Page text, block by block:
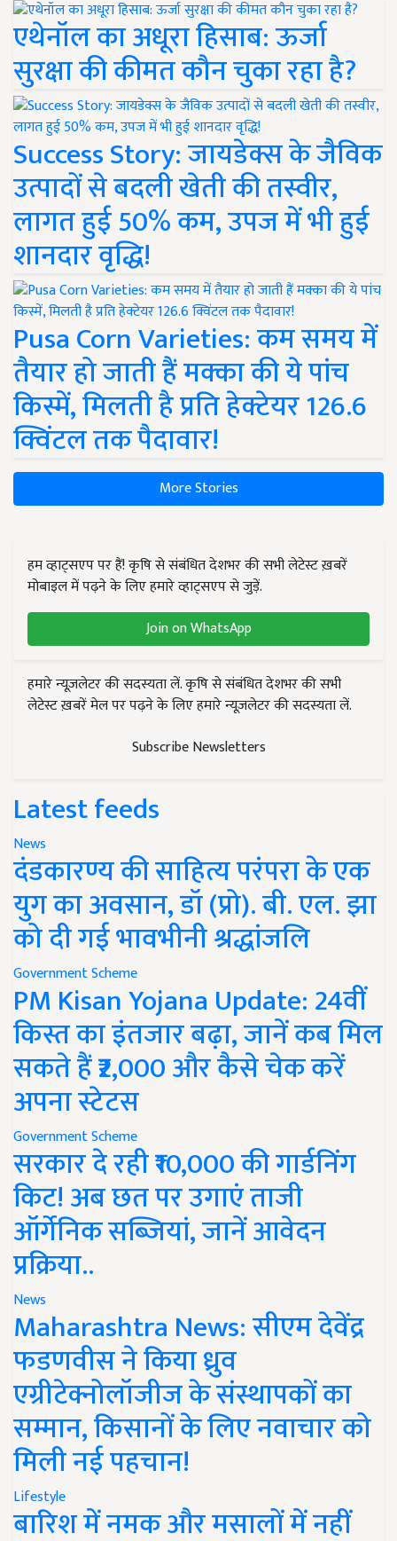
एथेनॉल का अधूरा हिसाब: ऊर्जा
सुरक्षा की कीमत कौन चुका रहा है?
Success Story: जायडेक्स के जैविक
उत्पादों से बदली खेती की तस्वीर,
लागत हुई 50% कम, उपज में भी हुई
शानदार वृद्धि!
Pusa Corn Varieties: कम समय में
तैयार हो जाती हैं मक्का की ये पांच
किस्में, मिलती है प्रति हेक्टेयर 126.6
क्विंटल तक पैदावार!
More Stories
हम व्हाट्सएप पर हैं! कृषि से संबंधित देशभर की सभी लेटेस्ट ख़बरें
मोबाइल में पढ़ने के लिए हमारे व्हाट्सएप से जुड़ें.
Join on WhatsApp
हमारे न्यूज़लेटर की सदस्यता लें. कृषि से संबंधित देशभर की सभी
लेटेस्ट ख़बरें मेल पर पढ़ने के लिए हमारे न्यूज़लेटर की सदस्यता लें.
Subscribe Newsletters
Latest feeds
News
दंडकारण्य की साहित्य परंपरा के एक
युग का अवसान, डॉ (प्रो). बी. एल. झा
को दी गई भावभीनी श्रद्धांजलि
Government Scheme
PM Kisan Yojana Update: 24वीं
किस्त का इंतजार बढ़ा, जानें कब मिल
सकते हैं ₹2,000 और कैसे चेक करें
अपना स्टेटस
Government Scheme
सरकार दे रही ₹10,000 की गार्डनिंग
किट! अब छत पर उगाएं ताजी
ऑर्गेनिक सब्जियां, जानें आवेदन
प्रक्रिया..
News
Maharashtra News: सीएम देवेंद्र
फडणवीस ने किया ध्रुव
एग्रीटेक्नोलॉजीज के संस्थापकों का
सम्मान, किसानों के लिए नवाचार को
मिली नई पहचान!
Lifestyle
बारिश में नमक और मसालों में नहीं